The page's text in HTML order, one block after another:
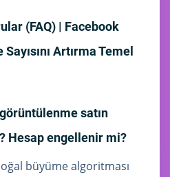
(FAQ) | Facebook
Artırma Temel
satın
Hesap engellenir mi?
büyüme algoritması